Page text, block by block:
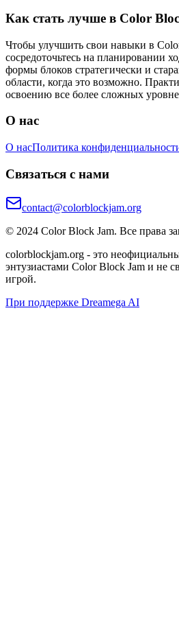
Как стать лучше в Color
Чтобы улучшить свои навыки в
сосредоточьтесь на планировании
формы блоков стратегически и
области, когда это возможно.
освоению все более сложных
О нас
О насПолитика
Связаться с нами
contact@colorblockjam.org
© 2024 Color Block Jam. Все права
colorblockjam.org - это
энтузиастами Color Block Jam и не
игрой.
При поддержке Dreamega AI